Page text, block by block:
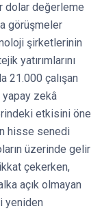
dolar değerleme
görüşmeler
şirketlerinin
yatırımlarını
21.000 çalışan
zekâ
etkisini öne
hisse senedi
üzerinde gelir
çekerken,
açık olmayan
yeniden